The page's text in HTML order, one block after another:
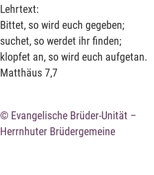
Lehrtext:
Bittet, so wird euch gegeben;
suchet, so werdet ihr finden;
klopfet an, so wird euch aufgetan.
Matthäus 7,7
© Evangelische Brüder-Unität –
Herrnhuter Brüdergemeine